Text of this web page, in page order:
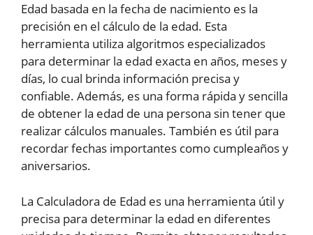
Edad basada en la fecha de nacimiento es la
precisión en el cálculo de la edad. Esta
herramienta utiliza algoritmos especializados
para determinar la edad exacta en años, meses y
días, lo cual brinda información precisa y
confiable. Además, es una forma rápida y sencilla
de obtener la edad de una persona sin tener que
realizar cálculos manuales. También es útil para
recordar fechas importantes como cumpleaños y
aniversarios.
La Calculadora de Edad es una herramienta útil y
precisa para determinar la edad en diferentes